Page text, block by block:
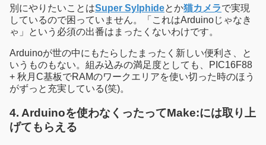
別にやりたいことはSuper Sylphideとか猫カメラで実現
しているので困っていません。「これはArduinoじゃなき
ゃ」という必須の出番はまったくないわけです。
Arduinoが世の中にもたらしたまったく新しい便利さ、と
いうものもない。組み込みの満足度としても、PIC16F88
+ 秋月C基板でRAMのワークエリアを使い切った時のほう
がずっと充実している(笑)。
4. Arduinoを使わなくったってMake:には取り上
げてもらえる